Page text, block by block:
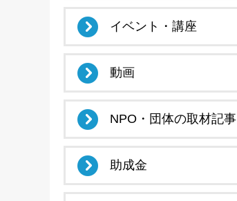
イベント・講座
動画
NPO・団体の取材記事
助成金